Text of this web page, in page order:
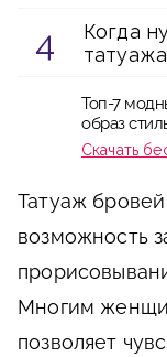
Когда
Топ-7
образ
Скачать
Татуаж
возможность
Многим
позволяет